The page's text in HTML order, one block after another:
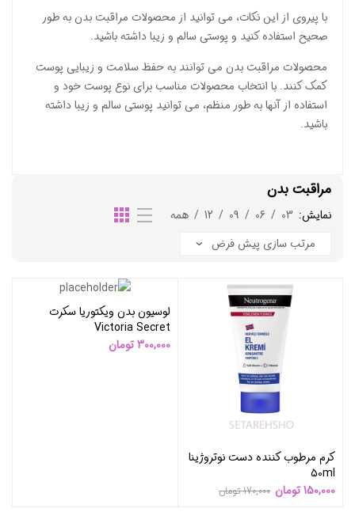
با پیروی از این نکات، می توانید از محصولات مراقبت بدن به طور
صحیح استفاده کنید و پوستی سالم و زیبا داشته باشید.
محصولات مراقبت بدن می توانند به حفظ سلامت و زیبایی پوست
کمک کنند. با انتخاب محصولات مناسب برای نوع پوست خود و
استفاده از آنها به طور منظم، می توانید پوستی سالم و زیبا داشته
باشید.
مراقبت بدن
نمایش: 03
/
06
/
09
/
12
/ همه
کرم مرطوب کننده دست نوتروژینا
50ml
170,000 تومان 150,000تومان
لوسیون بدن ویکتوریا سکرت
Victoria Secret
300,000 تومان